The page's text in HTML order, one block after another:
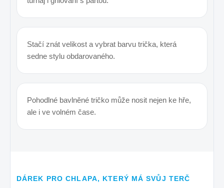
Stačí znát velikost a vybrat barvu trička, která
sedne stylu obdarovaného.
Pohodlné bavlněné tričko může nosit nejen ke hře,
ale i ve volném čase.
DÁREK PRO CHLAPA, KTERÝ MÁ SVŮJ TERČ